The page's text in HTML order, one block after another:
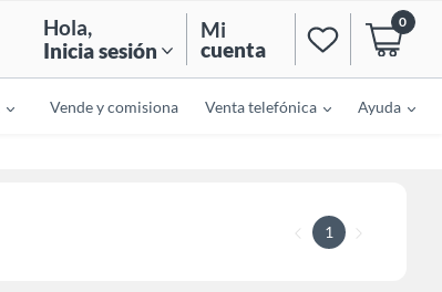
Hola,
Inicia sesión
Mi
cuenta
0
Vende y comisiona Venta telefónica Ayuda
1